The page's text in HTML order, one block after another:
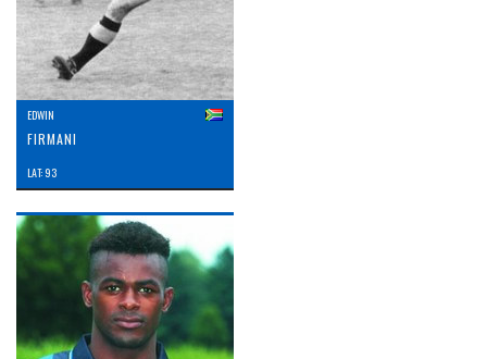
EDWIN
FIRMANI
LAT: 93